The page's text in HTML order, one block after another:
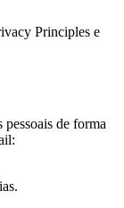
Principles e
pessoais de forma